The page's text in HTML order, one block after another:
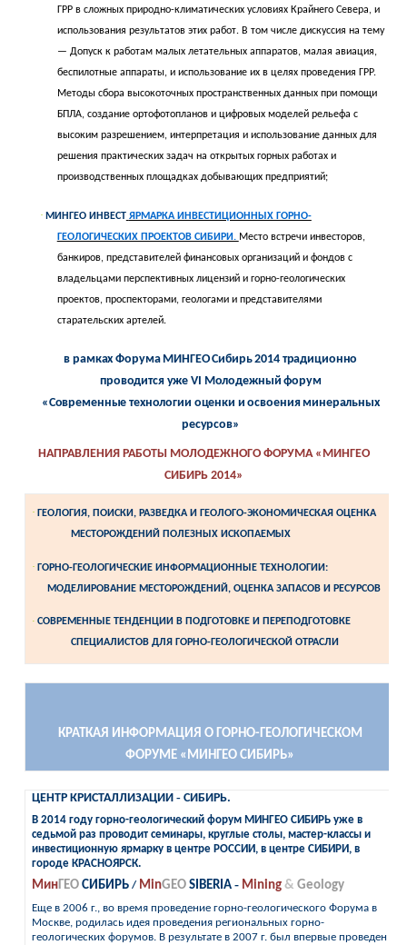
ГРР в сложных природно-климатических условиях Крайнего Севера, и
использования результатов этих работ. В том числе дискуссия на тему
— Допуск к работам малых летательных аппаратов, малая авиация,
беспилотные аппараты, и использование их в целях проведения ГРР.
Методы сбора высокоточных пространственных данных при помощи
БПЛА, создание ортофотопланов и цифровых моделей рельефа с
высоким разрешением, интерпретация и использование данных для
решения практических задач на открытых горных работах и
производственных площадках добывающих предприятий;
· МИНГЕО ИНВЕСТ ЯРМАРКА ИНВЕСТИЦИОННЫХ ГОРНО-
ГЕОЛОГИЧЕСКИХ ПРОЕКТОВ СИБИРИ. Место встречи инвесторов,
банкиров, представителей финансовых организаций и фондов с
владельцами перспективных лицензий и горно-геологических
проектов, проспекторами, геологами и представителями
старательских артелей.
в рамках Форума МИНГЕО Сибирь 2014 традиционно
проводится ужеVI Молодежный форум
«Современные технологии оценки и освоения минеральных
ресурсов»
НАПРАВЛЕНИЯ РАБОТЫ МОЛОДЕЖНОГО ФОРУМА «МИНГЕО
СИБИРЬ 2014»
· ГЕОЛОГИЯ, ПОИСКИ, РАЗВЕДКА И ГЕОЛОГО-ЭКОНОМИЧЕСКАЯ ОЦЕНКА
МЕСТОРОЖДЕНИЙ ПОЛЕЗНЫХ ИСКОПАЕМЫХ
· ГОРНО-ГЕОЛОГИЧЕСКИЕ ИНФОРМАЦИОННЫЕ ТЕХНОЛОГИИ:
МОДЕЛИРОВАНИЕ МЕСТОРОЖДЕНИЙ, ОЦЕНКА ЗАПАСОВ И РЕСУРСОВ
· СОВРЕМЕННЫЕ ТЕНДЕНЦИИ В ПОДГОТОВКЕ И ПЕРЕПОДГОТОВКЕ
СПЕЦИАЛИСТОВ ДЛЯ ГОРНО-ГЕОЛОГИЧЕСКОЙ ОТРАСЛИ
КРАТКАЯ ИНФОРМАЦИЯ О ГОРНО-ГЕОЛОГИЧЕСКОМ
ФОРУМЕ «МИНГЕО СИБИРЬ»
ЦЕНТР КРИСТАЛЛИЗАЦИИ ‑ СИБИРЬ.
В 2014 году горно-геологический форум МИНГЕО СИБИРЬ уже в
седьмой раз проводит семинары, круглые столы, мастер-классы и
инвестиционную ярмарку в центре РОССИИ, в центре СИБИРИ, в
городе КРАСНОЯРСК.
МинГЕО СИБИРЬ / MinGEO SIBERIA ‑ Mining & Geology
Еще в 2006 г., во время проведение горно-геологического Форума в
Москве, родилась идея проведения региональных горно-
геологических форумов. В результате в 2007 г. был впервые проведен